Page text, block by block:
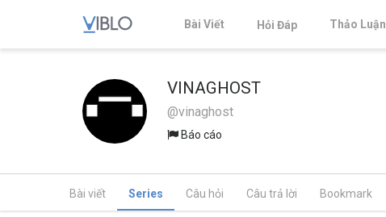
Bài Viết Hỏi Đáp Thảo Luận
VINAGHOST
@vinaghost
Báo cáo
Bài viết Series Câu hỏi Câu trả lời Bookmark